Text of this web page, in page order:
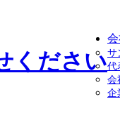
サ
代
会
企